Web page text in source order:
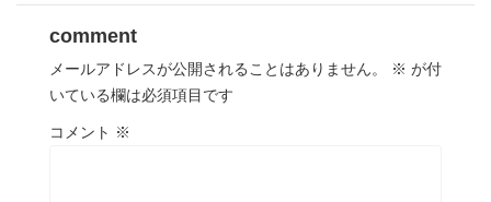
comment
メールアドレスが公開されることはありません。 ※ が付
いている欄は必須項目です
コメント ※